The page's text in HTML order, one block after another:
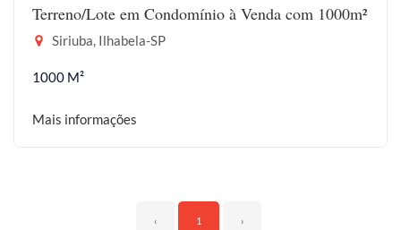
Terreno/Lote em Condomínio à Venda com 1000m²
Siriuba, Ilhabela-SP
1000 M²
Mais informações
‹ 1 ›